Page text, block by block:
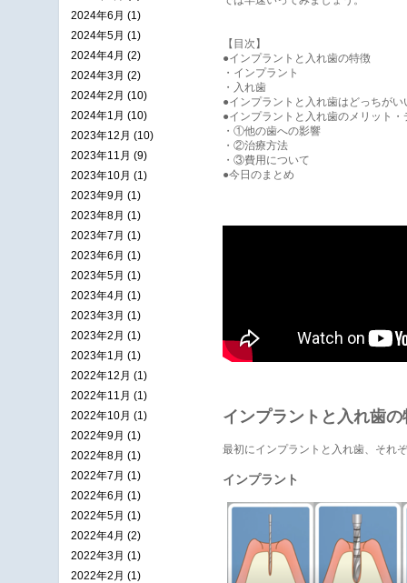
【目次】
●インプラントと入れ歯の特徴
・インプラント
・入れ歯
●インプラントと入れ歯はどっちがい
●インプラントと入れ歯のメリット
・①他の歯への影響
・②治療方法
・③費用について
●今日のまとめ
インプラントと入れ歯の
最初にインプラントと入れ歯、それ
インプラント
2024年6月 (1)
2024年5月 (1)
2024年4月 (2)
2024年3月 (2)
2024年2月 (10)
2024年1月 (10)
2023年12月 (10)
2023年11月 (9)
2023年10月 (1)
2023年9月 (1)
2023年8月 (1)
2023年7月 (1)
2023年6月 (1)
2023年5月 (1)
2023年4月 (1)
2023年3月 (1)
2023年2月 (1)
2023年1月 (1)
2022年12月 (1)
2022年11月 (1)
2022年10月 (1)
2022年9月 (1)
2022年8月 (1)
2022年7月 (1)
2022年6月 (1)
2022年5月 (1)
2022年4月 (2)
2022年3月 (1)
2022年2月 (1)